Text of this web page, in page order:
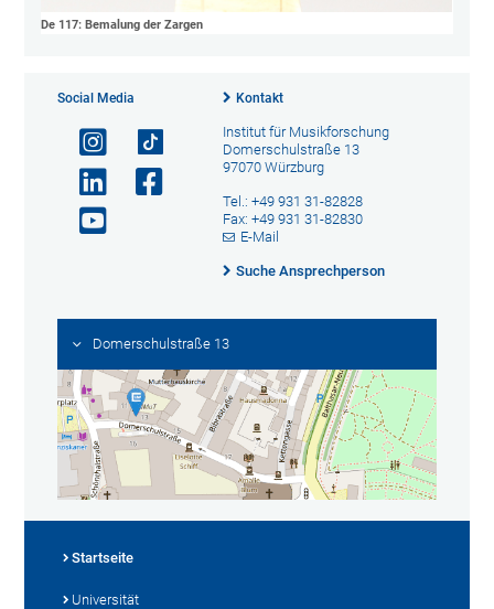
De 117: Bemalung der Zargen
Social Media Kontakt
Institut für Musikforschung
Domerschulstraße 13
97070 Würzburg
Tel.: +49 931 31-82828
Fax: +49 931 31-82830
E-Mail
Suche Ansprechperson
Domerschulstraße 13
Startseite
Universität